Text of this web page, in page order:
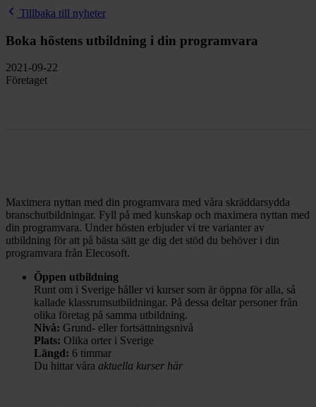
Tillbaka till nyheter
Boka höstens utbildning i din programvara
2021-09-22
Företaget
Maximera nyttan med din programvara med våra skräddarsydda
branschutbildningar. Fyll på med kunskap och maximera nyttan med
din programvara. Under hösten erbjuder vi tre varianter av
utbildning för att på bästa sätt ge dig det stöd du behöver i din
programvara från Elecosoft.
Öppen utbildning
Runt om i Sverige håller vi kurser som är öppna för alla, så
kallade klassrumsutbildningar. På dessa deltar personer från
olika företag på samma utbildning.
Nivå: Grund- eller fortsättningsnivå
Plats: Olika orter i Sverige
Längd: 6 timmar
Du hittar våra aktuella kurser här